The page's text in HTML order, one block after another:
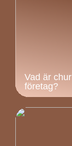
Vad är
företag?